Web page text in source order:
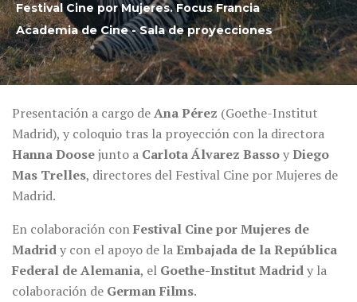
Festival Cine por Mujeres. Focus Francia
Academia de Cine - Sala de proyecciones
Presentación a cargo deAna Pérez (Goethe-Institut
Madrid), y coloquio tras la proyección con la directora
Hanna Doosejunto a Carlota Álvarez BassoyDiego
Mas Trelles, directores del Festival Cine por Mujeres de
Madrid.
En colaboración conFestival Cine por Mujeres de
Madridy con el apoyo de laEmbajada de la República
Federal de Alemania, el Goethe-Institut Madridy la
colaboración de German Films.